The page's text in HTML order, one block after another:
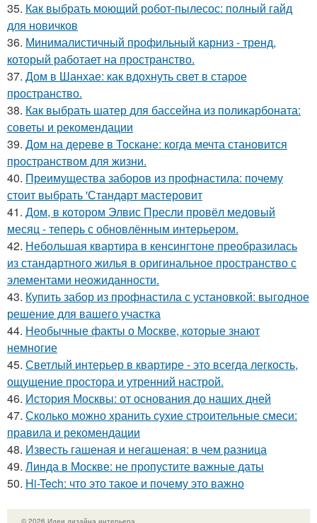
35. Как выбрать моющий робот-пылесос: полный гайд
для новичков
36. Минималистичный профильный карниз - тренд,
который работает на пространство.
37. Дом в Шанхае: как вдохнуть свет в старое
пространство.
38. Как выбрать шатер для бассейна из поликарбоната:
советы и рекомендации
39. Дом на дереве в Тоскане: когда мечта становится
пространством для жизни.
40. Преимущества заборов из профнастила: почему
стоит выбрать 'Стандарт мастеровит
41. Дом, в котором Элвис Пресли провёл медовый
месяц - теперь с обновлённым интерьером.
42. Небольшая квартира в кенсингтоне преобразилась
из стандартного жилья в оригинальное пространство с
элементами неожиданности.
43. Купить забор из профнастила с установкой: выгодное
решение для вашего участка
44. Необычные факты о Москве, которые знают
немногие
45. Светлый интерьер в квартире - это всегда легкость,
ощущение простора и утренний настрой.
46. История Москвы: от основания до наших дней
47. Сколько можно хранить сухие строительные смеси:
правила и рекомендации
48. Известь гашеная и негашеная: в чем разница
49. Линда в Москве: не пропустите важные даты
50. Hi-Tech: что это такое и почему это важно
© 2026 Идеи дизайна интерьера